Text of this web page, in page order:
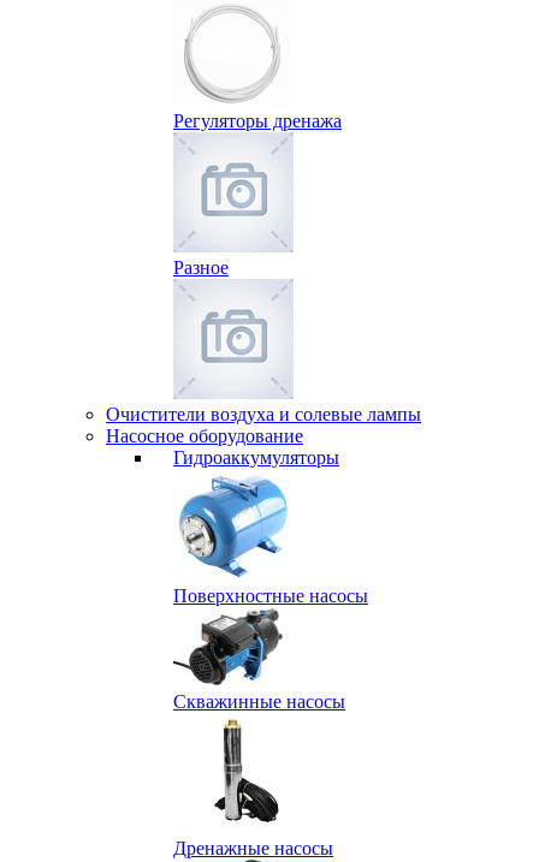
Регуляторы дренажа
Разное
Очистители воздуха и солевые лампы
Насосное оборудование
Гидро­аккумуляторы
Поверхностные насосы
Скважинные насосы
Дренажные насосы